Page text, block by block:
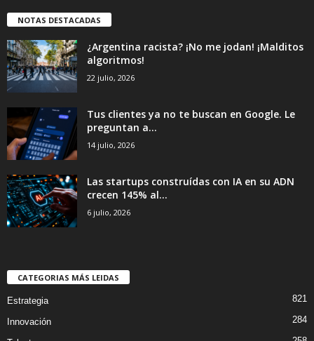
NOTAS DESTACADAS
¿Argentina racista? ¡No me jodan! ¡Malditos
algoritmos!
22 julio, 2026
Tus clientes ya no te buscan en Google. Le
preguntan a...
14 julio, 2026
Las startups construídas con IA en su ADN
crecen 145% al...
6 julio, 2026
CATEGORIAS MÁS LEIDAS
Estrategia 821
Innovación 284